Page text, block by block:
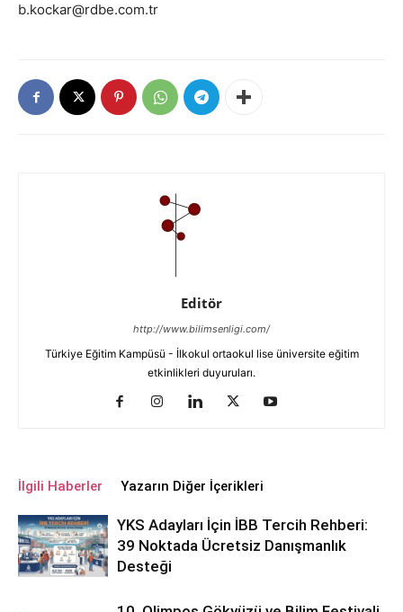
b.kockar@rdbe.com.tr
Editör
http://www.bilimsenligi.com/
Türkiye Eğitim Kampüsü - İlkokul ortaokul lise üniversite eğitim
etkinlikleri duyuruları.
İlgili Haberler Yazarın Diğer İçerikleri
YKS Adayları İçin İBB Tercih Rehberi:
39 Noktada Ücretsiz Danışmanlık
Desteği